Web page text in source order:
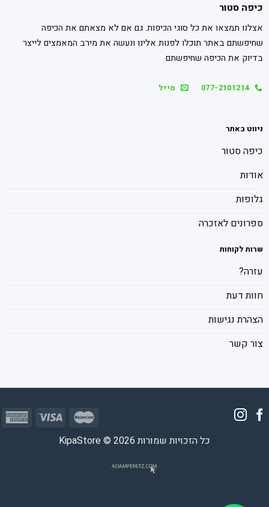
כיפה סטור
אצלנו תמצאו את כל סוגי הכיפות. גם אם לא מצאתם את הכיפה
שחיפשתם באתר תוכלו לפנות אלינו ונעשה את מירב המאמצים לייצר
בדיוק את הכיפה שחיפשתם
077-2101214 מייל
ניווט באתר
כיפה סטור
אודות
גלופות
ספרונים לאזכרה
שרות לקוחות
עזרה?
חוות דעת
הצהרת נגישות
צור קשר
כל הזכויות שמורות 2026 © KipaStore